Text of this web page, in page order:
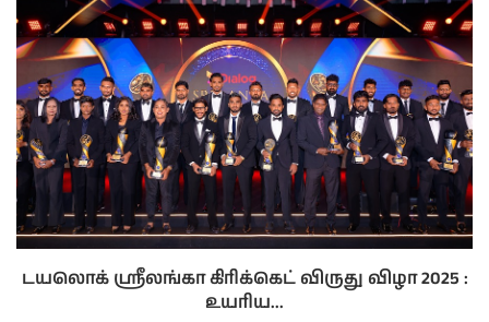
டயலொக் ஸ்ரீலங்கா கிரிக்கெட் விருது விழா 2025 :
உயரிய...